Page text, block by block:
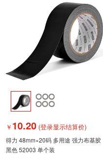
￥ 10.20 (登录显示结算价)
得力 48mm×20码 多用途 强力布基胶
黑色 52003 单个装